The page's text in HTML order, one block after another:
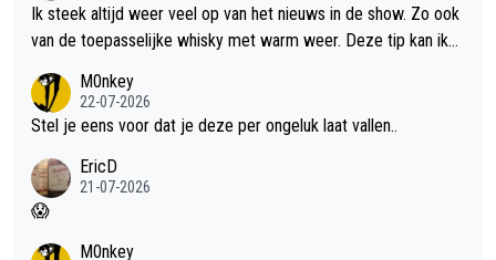
Ik steek altijd weer veel op van het nieuws in de show. Zo ook
van de toepasselijke whisky met warm weer. Deze tip kan ik
M0nkey
22-07-2026
Stel je eens voor dat je deze per ongeluk laat vallen..
EricD
21-07-2026
😱
M0nkey